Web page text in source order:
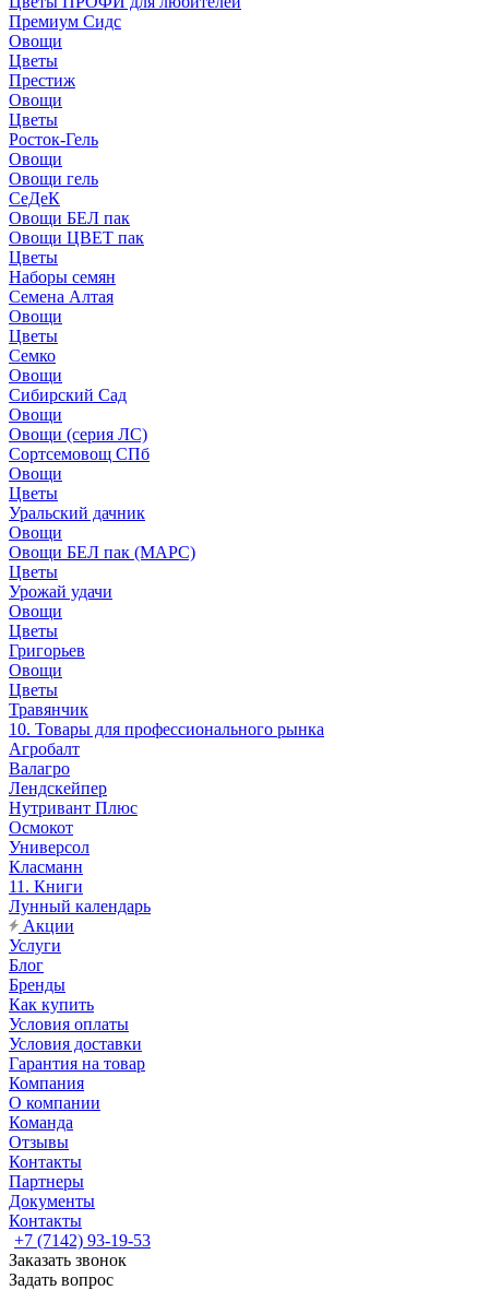
Премиум Сидс
Овощи
Цветы
Престиж
Овощи
Цветы
Росток-Гель
Овощи
Овощи гель
СеДеК
Овощи БЕЛ пак
Овощи ЦВЕТ пак
Цветы
Наборы семян
Семена Алтая
Овощи
Цветы
Семко
Овощи
Сибирский Сад
Овощи
Овощи (серия ЛС)
Сортсемовощ СПб
Овощи
Цветы
Уральский дачник
Овощи
Овощи БЕЛ пак (МАРС)
Цветы
Урожай удачи
Овощи
Цветы
Григорьев
Овощи
Цветы
Травянчик
10. Товары для профессионального рынка
Агробалт
Валагро
Лендскейпер
Нутривант Плюс
Осмокот
Универсол
Класманн
11. Книги
Лунный календарь
Акции
Услуги
Блог
Бренды
Как купить
Условия оплаты
Условия доставки
Гарантия на товар
Компания
О компании
Команда
Отзывы
Контакты
Партнеры
Документы
Контакты
+7 (7142) 93-19-53
Заказать звонок
Задать вопрос